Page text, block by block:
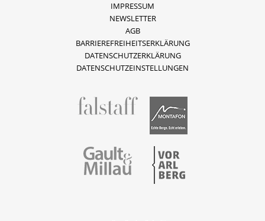
fallstaff
Gault & Millau Vorarlberg
IMPRESSUM
NEWSLETTER
AGB
BARRIEREFREIHEITSERKLÄRUNG
DATENSCHUTZERKLÄRUNG
DATENSCHUTZEINSTELLUNGEN